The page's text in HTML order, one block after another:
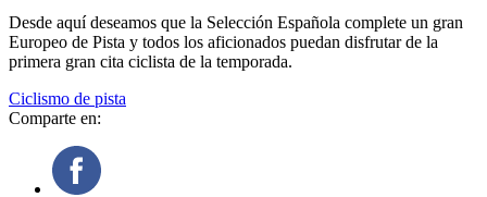
Desde aquí deseamos que la Selección Española complete un gran
Europeo de Pista y todos los aficionados puedan disfrutar de la
primera gran cita ciclista de la temporada.
Ciclismo de pista
Comparte en: